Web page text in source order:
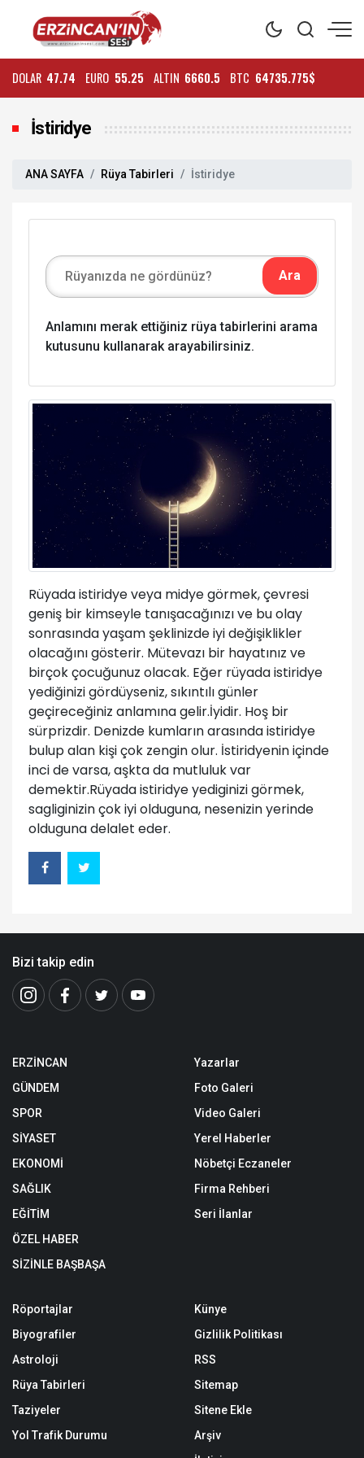
DOLAR 47.74 EURO 55.25 ALTIN 6660.5 BTC 64735.775$
İstiridye
ANA SAYFA Rüya Tabirleri İstiridye
Anlamını merak ettiğiniz rüya tabirlerini arama
kutusunu kullanarak arayabilirsiniz.
Rüyada istiridye veya midye görmek, çevresi
geniş bir kimseyle tanışacağınızı ve bu olay
sonrasında yaşam şeklinizde iyi değişiklikler
olacağını gösterir. Mütevazı bir hayatınız ve
birçok çocuğunuz olacak. Eğer rüyada istiridye
yediğinizi gördüyseniz, sıkıntılı günler
geçireceğiniz anlamına gelir.İyidir. Hoş bir
sürprizdir. Denizde kumların arasında istiridye
bulup alan kişi çok zengin olur. İstiridyenin içinde
inci de varsa, aşkta da mutluluk var
demektir.Rüyada istiridye yediginizi görmek,
sagliginizin çok iyi olduguna, nesenizin yerinde
olduguna delalet eder.
Bizi takip edin
ERZİNCAN
GÜNDEM
SPOR
SİYASET
EKONOMİ
SAĞLIK
EĞİTİM
ÖZEL HABER
SİZİNLE BAŞBAŞA
Yazarlar
Foto Galeri
Video Galeri
Yerel Haberler
Nöbetçi Eczaneler
Firma Rehberi
Seri İlanlar
Röportajlar
Biyografiler
Astroloji
Rüya Tabirleri
Taziyeler
Yol Trafik Durumu
Künye
Gizlilik Politikası
RSS
Sitemap
Sitene Ekle
Arşiv